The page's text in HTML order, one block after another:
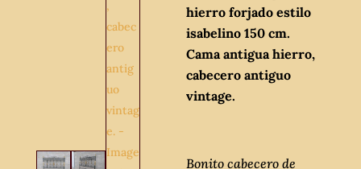
hierro forjado estilo
isabelino 150 cm.
Cama antigua hierro,
cabecero antiguo
vintage.
Bonito cabecero de